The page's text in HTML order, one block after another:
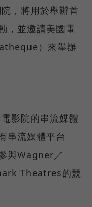
，將用於舉辦首
，並邀請美國電
）來舉辦
影院的串流媒體
串流媒體平台
與Wagner／
Theatres的競